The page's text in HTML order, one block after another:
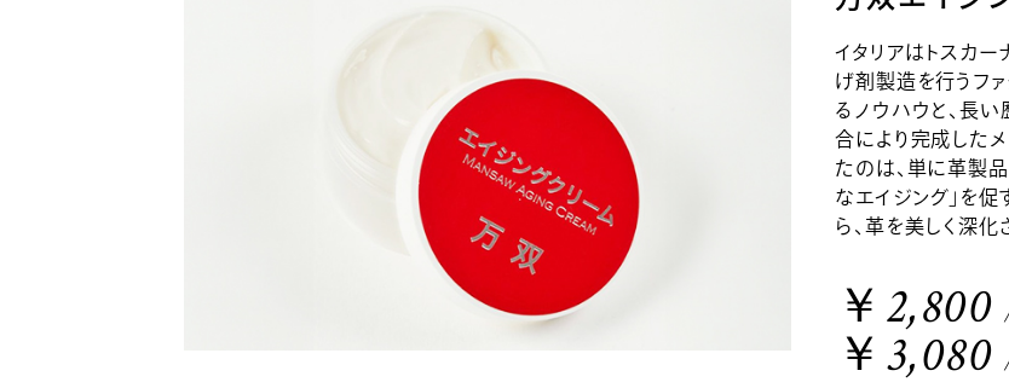
イタリアはトスカ
げ剤製造を行うフ
るノウハウと、長
合により完成した
たのは、単に革製
なエイジング」を
ら、革を美しく深
￥2,800
￥3,080